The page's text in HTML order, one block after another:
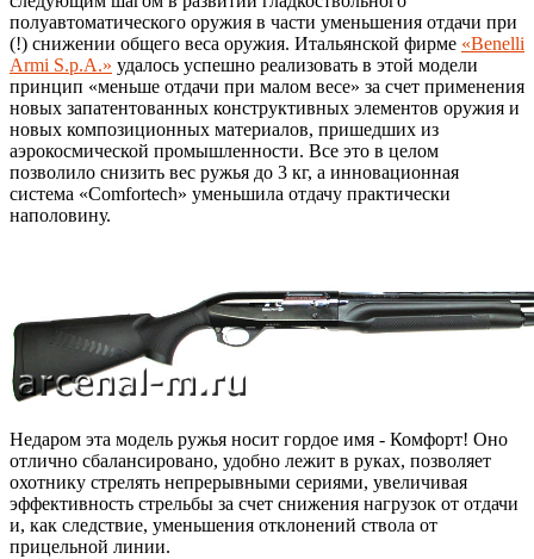
полуавтоматического оружия в части уменьшения отдачи при
(!) снижении общего веса оружия. Итальянской фирме «Benelli
Armi S.p.A.» удалось успешно реализовать в этой модели
принцип «меньше отдачи при малом весе» за счет применения
новых запатентованных конструктивных элементов оружия и
новых композиционных материалов, пришедших из
аэрокосмической промышленности. Все это в целом
позволило снизить вес ружья до 3 кг, а инновационная
система «Comfortech» уменьшила отдачу практически
наполовину.
Недаром эта модель ружья носит гордое имя - Комфорт! Оно
отлично сбалансировано, удобно лежит в руках, позволяет
охотнику стрелять непрерывными сериями, увеличивая
эффективность стрельбы за счет снижения нагрузок от отдачи
и, как следствие, уменьшения отклонений ствола от
прицельной линии.